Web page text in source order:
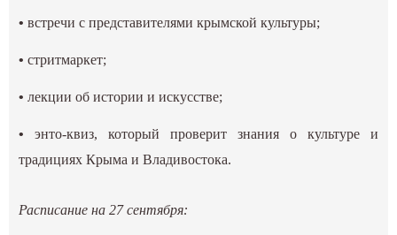
•встречи с представителями крымской культуры;
•стритмаркет;
•лекции об истории и искусстве;
•энто-квиз, который проверит знания о культуре и
традициях Крыма и Владивостока.
Расписание на 27 сентября: